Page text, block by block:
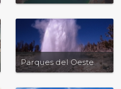
Parques del Oeste